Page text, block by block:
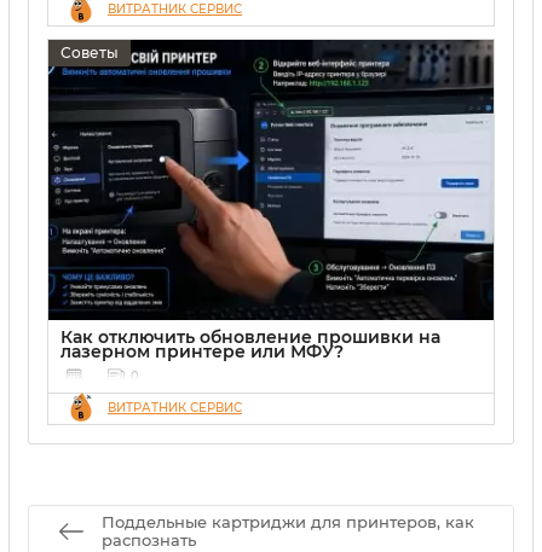
ВИТРАТНИК СЕРВИС
Советы
Как отключить обновление прошивки на
лазерном принтере или МФУ?
0
ВИТРАТНИК СЕРВИС
Поддельные картриджи для принтеров, как
распознать